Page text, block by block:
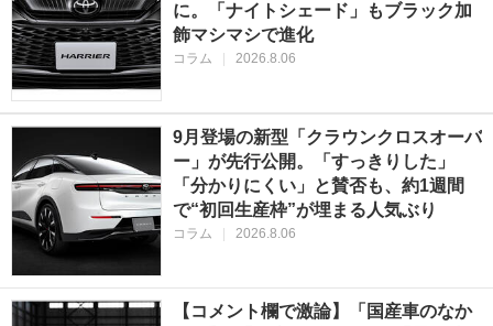
に。「ナイトシェード」もブラック加
飾マシマシで進化
コラム 2026.8.06
9月登場の新型「クラウンクロスオーバ
ー」が先行公開。「すっきりした」
「分かりにくい」と賛否も、約1週間
で“初回生産枠”が埋まる人気ぶり
コラム 2026.8.06
【コメント欄で激論】「国産車のなか